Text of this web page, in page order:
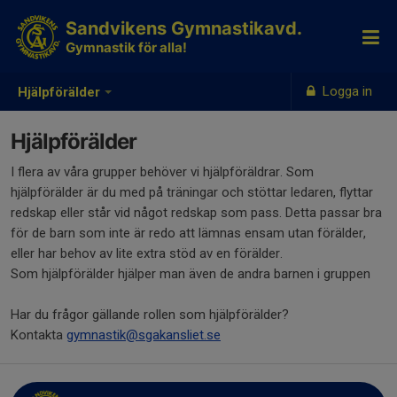
Hjälpförälder Logga in
Sandvikens Gymnastikavd.
Gymnastik för alla!
Hjälpförälder
I flera av våra grupper behöver vi hjälpföräldrar. Som
hjälpförälder är du med på träningar och stöttar ledaren, flyttar
redskap eller står vid något redskap som pass. Detta passar bra
för de barn som inte är redo att lämnas ensam utan förälder,
eller har behov av lite extra stöd av en förälder.
Som hjälpförälder hjälper man även de andra barnen i gruppen
Har du frågor gällande rollen som hjälpförälder?
Kontakta gymnastik@sgakansliet.se